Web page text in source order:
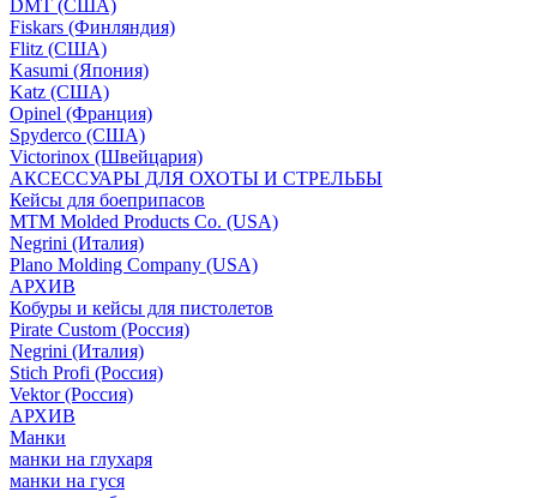
DMT (США)
Fiskars (Финляндия)
Flitz (США)
Kasumi (Япония)
Katz (США)
Opinel (Франция)
Spyderco (США)
Victorinox (Швейцария)
АКСЕССУАРЫ ДЛЯ ОХОТЫ И СТРЕЛЬБЫ
Кейсы для боеприпасов
MTM Molded Products Co. (USA)
Negrini (Италия)
Plano Molding Company (USA)
АРХИВ
Кобуры и кейсы для пистолетов
Pirate Custom (Россия)
Negrini (Италия)
Stich Profi (Россия)
Vektor (Россия)
АРХИВ
Манки
манки на глухаря
манки на гуся